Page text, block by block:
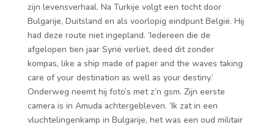
zijn levensverhaal. Na Turkije volgt een tocht door
Bulgarije, Duitsland en als voorlopig eindpunt België. Hij
had deze route niet ingepland. ‘Iedereen die de
afgelopen tien jaar Syrië verliet, deed dit zonder
kompas, like a ship made of paper and the waves taking
care of your destination as well as your destiny.’
Onderweg neemt hij foto’s met z’n gsm. Zijn eerste
camera is in Amuda achtergebleven. ‘Ik zat in een
vluchtelingenkamp in Bulgarije, het was een oud militair